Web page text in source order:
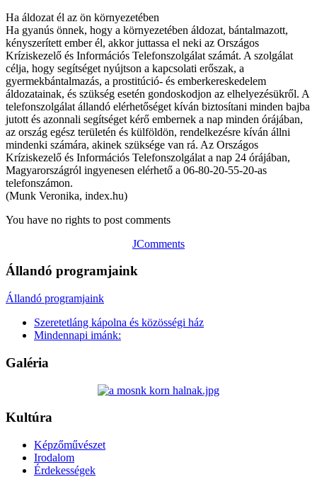
Ha áldozat él az ön környezetében
Ha gyanús önnek, hogy a környezetében áldozat, bántalmazott,
kényszerített ember él, akkor juttassa el neki az Országos
Kríziskezelő és Információs Telefonszolgálat számát. A szolgálat
célja, hogy segítséget nyújtson a kapcsolati erőszak, a
gyermekbántalmazás, a prostitúció- és emberkereskedelem
áldozatainak, és szükség esetén gondoskodjon az elhelyezésükről. A
telefonszolgálat állandó elérhetőséget kíván biztosítani minden bajba
jutott és azonnali segítséget kérő embernek a nap minden órájában,
az ország egész területén és külföldön, rendelkezésre kíván állni
mindenki számára, akinek szüksége van rá. Az Országos
Kríziskezelő és Információs Telefonszolgálat a nap 24 órájában,
Magyarországról ingyenesen elérhető a 06-80-20-55-20-as
telefonszámon.
(Munk Veronika, index.hu)
You have no rights to post comments
JComments
Állandó programjaink
Állandó programjaink
Szeretetláng kápolna és közösségi ház
Mindennapi imánk:
Galéria
Kultúra
Képzőművészet
Irodalom
Érdekességek